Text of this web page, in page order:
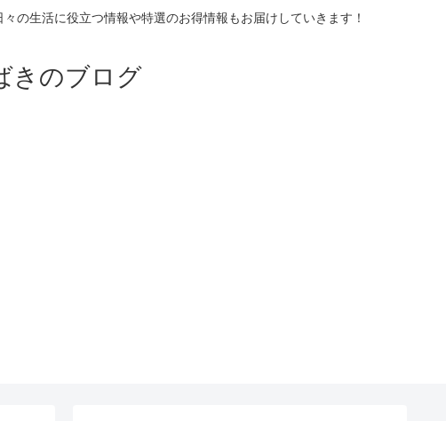
の生活に役立つ情報や特選のお得情報もお届けしていきます！
きのブログ